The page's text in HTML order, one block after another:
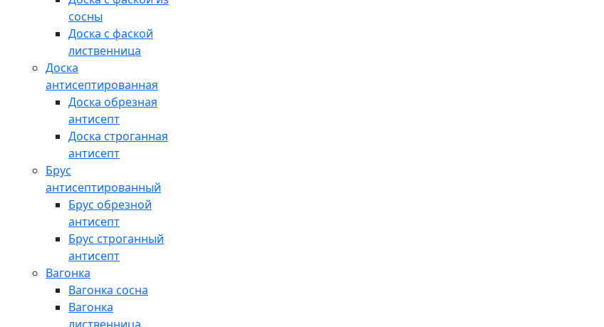
сосны
Доска с фаской
лиственница
Доска
антисептированная
Доска обрезная
антисепт
Доска строганная
антисепт
Брус
антисептированный
Брус обрезной
антисепт
Брус строганный
антисепт
Вагонка
Вагонка сосна
Вагонка